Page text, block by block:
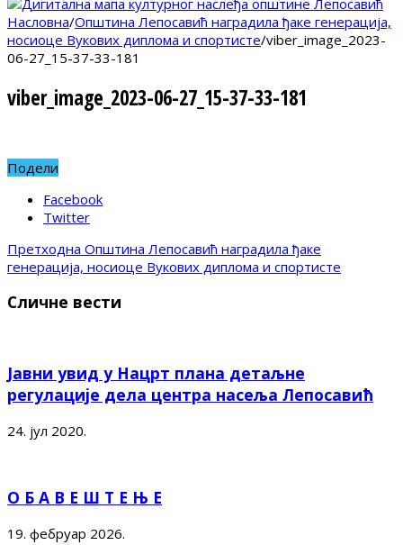
Насловна/Општина Лепосавић наградила ђаке генерација,
носиоце Вукових диплома и спортисте/viber_image_2023-
06-27_15-37-33-181
viber_image_2023-06-27_15-37-33-181
Подели
Facebook
Twitter
Претходна Општина Лепосавић наградила ђаке
генерација, носиоце Вукових диплома и спортисте
Сличне вести
Јавни увид у Нацрт плана детаљне
регулације дела центра насеља Лепосавић
24. јул 2020.
О Б А В Е Ш Т Е Њ Е
19. фебруар 2026.